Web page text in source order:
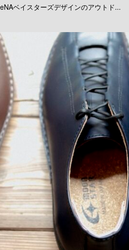
ベイスターズデザインのアウトド...